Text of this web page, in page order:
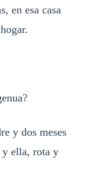
en esa casa
y dos meses
y ella, rota y